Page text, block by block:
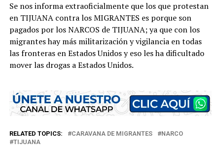
Se nos informa extraoficialmente que los que protestan
en TIJUANA contra los MIGRANTES es porque son
pagados por los NARCOS de TIJUANA; ya que con los
migrantes hay más militarización y vigilancia en todas
las fronteras en Estados Unidos y eso les ha dificultado
mover las drogas a Estados Unidos.
RELATED TOPICS: CARAVANA DE MIGRANTES
NARCO
TIJUANA